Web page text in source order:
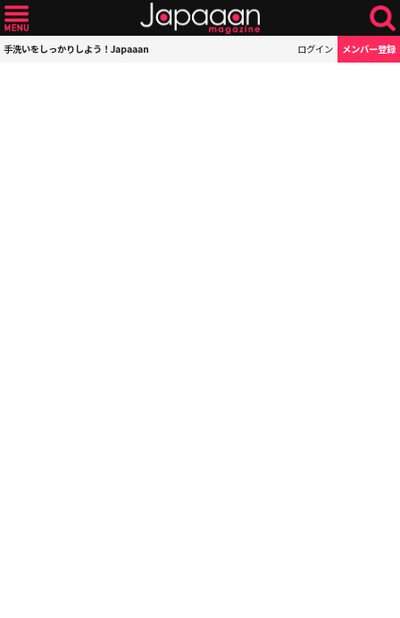
手洗いをしっかりしよう！Japaaan ログイン メンバー登録